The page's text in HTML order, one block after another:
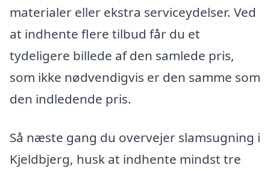
materialer eller ekstra serviceydelser. Ved
at indhente flere tilbud får du et
tydeligere billede af den samlede pris,
som ikke nødvendigvis er den samme som
den indledende pris.
Så næste gang du overvejer slamsugning i
Kjeldbjerg, husk at indhente mindst tre